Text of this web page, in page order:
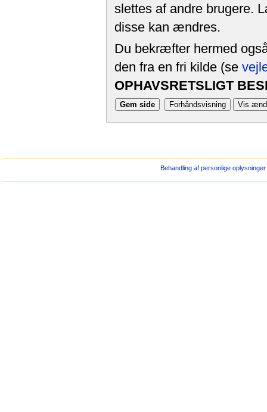
slettes af andre brugere.
disse kan ændres.
Du bekræfter hermed
den fra en fri kilde (se
OPHAVSRETSLIGT
Behandling af personlige oplysninger